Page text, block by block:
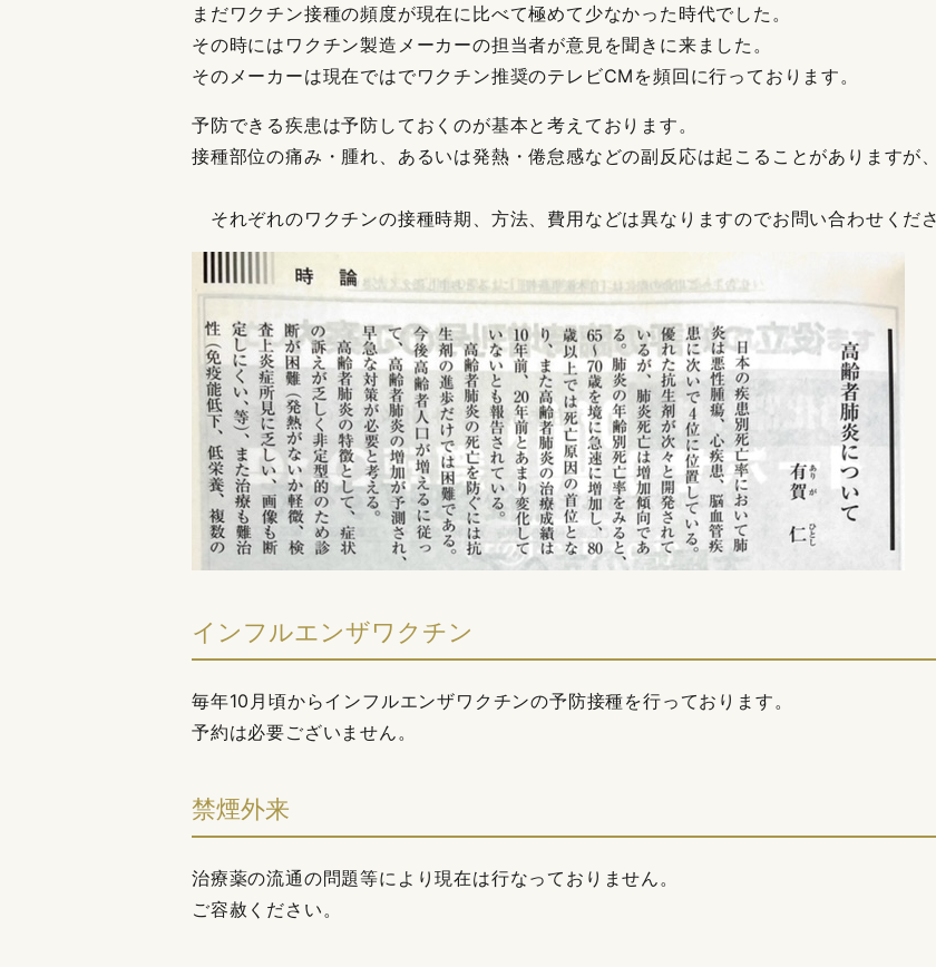
まだワクチン接種の頻度が現在に比べて極めて少なかった時代でした。
その時にはワクチン製造メーカーの担当者が意見を聞きに来ました。
そのメーカーは現在ではでワクチン推奨のテレビCMを頻回に行っております。
予防できる疾患は予防しておくのが基本と考えております。
接種部位の痛み・腫れ、あるいは発熱・倦怠感などの副反応は起こることがありますが
それぞれのワクチンの接種時期、方法、費用などは異なりますのでお問い合わせくださ
インフルエンザワクチン
毎年10月頃からインフルエンザワクチンの予防接種を行っております。
予約は必要ございません。
禁煙外来
治療薬の流通の問題等により現在は行なっておりません。
ご容赦ください。